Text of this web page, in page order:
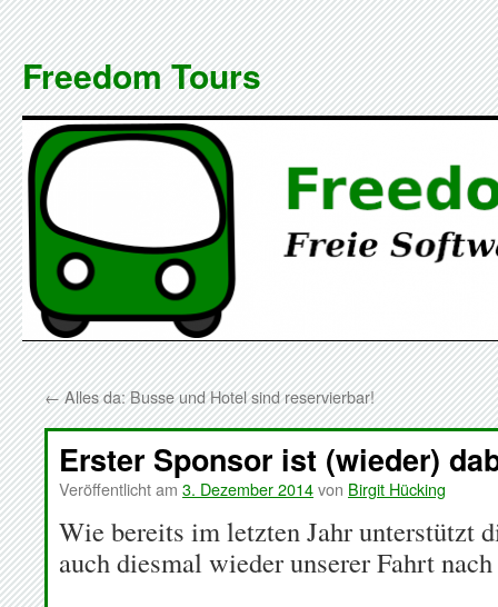
Zum
Inhalt
springen
Freedom Tours
←Alles da: Busse und Hotel sind reservierbar!
Erster Sponsor ist (wieder)
Veröffentlicht am 3. Dezember 2014von Birgit Hücking
Wie bereits im letzten Jahr unterstützt
auch diesmal wieder unserer Fahrt